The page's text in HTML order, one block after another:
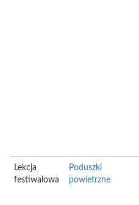
Lekcja
festiwalowa
Poduszki
powietrzne